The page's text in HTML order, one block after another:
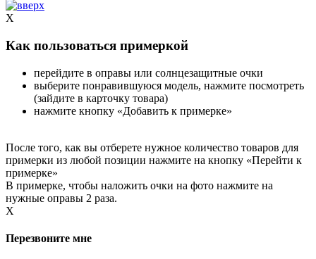
X
Как пользоваться примеркой
перейдите в оправы или солнцезащитные очки
выберите понравившуюся модель, нажмите посмотреть
(зайдите в карточку товара)
нажмите кнопку «Добавить к примерке»
После того, как вы отберете нужное количество товаров для
примерки из любой позиции нажмите на кнопку «Перейти к
примерке»
В примерке, чтобы наложить очки на фото нажмите на
нужные оправы 2 раза.
X
Перезвоните мне